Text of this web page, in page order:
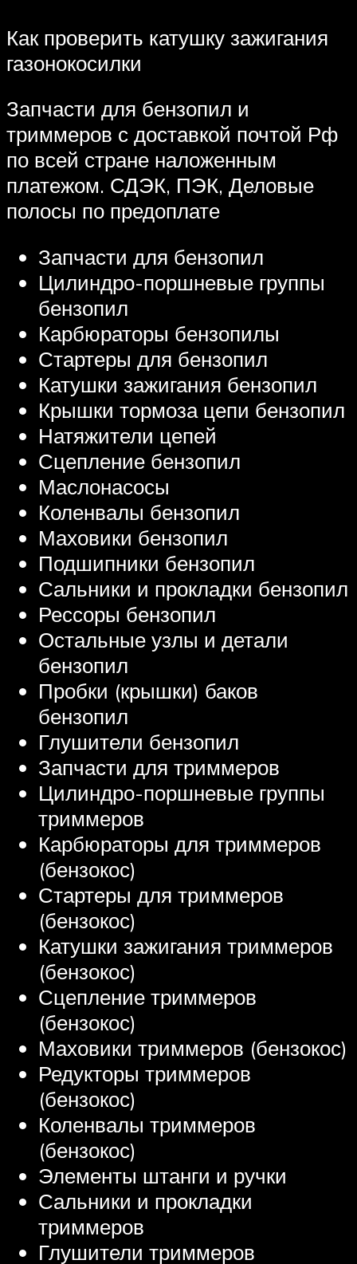
Как проверить катушку зажигания
газонокосилки
Запчасти для бензопил и
триммеров с доставкой почтой Рф
по всей стране наложенным
платежом. СДЭК, ПЭК, Деловые
полосы по предоплате
Запчасти для бензопил
Цилиндро-поршневые группы
бензопил
Карбюраторы бензопилы
Стартеры для бензопил
Катушки зажигания бензопил
Крышки тормоза цепи бензопил
Натяжители цепей
Сцепление бензопил
Маслонасосы
Коленвалы бензопил
Маховики бензопил
Подшипники бензопил
Сальники и прокладки бензопил
Рессоры бензопил
Остальные узлы и детали
бензопил
Пробки (крышки) баков
бензопил
Глушители бензопил
Запчасти для триммеров
Цилиндро-поршневые группы
триммеров
Карбюраторы для триммеров
(бензокос)
Стартеры для триммеров
(бензокос)
Катушки зажигания триммеров
(бензокос)
Сцепление триммеров
(бензокос)
Маховики триммеров (бензокос)
Редукторы триммеров
(бензокос)
Коленвалы триммеров
(бензокос)
Элементы штанги и ручки
Сальники и прокладки
триммеров
Глушители триммеров